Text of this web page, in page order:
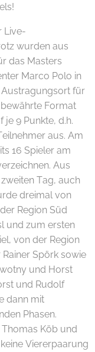
Live-
wurden aus
das Masters
Marco Polo in
für
Format
9 Punkte, d.h.
aus. Am
16 Spieler am
Aus
Tag, auch
dreimal von
Region Süd
und zum ersten
von der Region
Spörk sowie
und Horst
und Rudolf
dann mit
Phasen.
Thomas Köb und
Viererpaarung